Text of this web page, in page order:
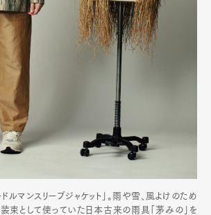
ルマンスリーブジャケット」。雨や雪、風よけのため
束として使っていた日本古来の雨具「茅みの」を